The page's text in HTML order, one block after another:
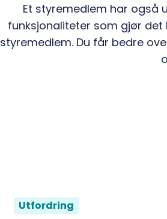
Et styremedlem har også
funksjonaliteter som gjør
styremedlem. Du får bedre
Utfordring